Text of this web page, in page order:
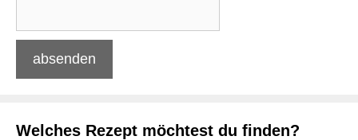
Welches Rezept möchtest du finden?